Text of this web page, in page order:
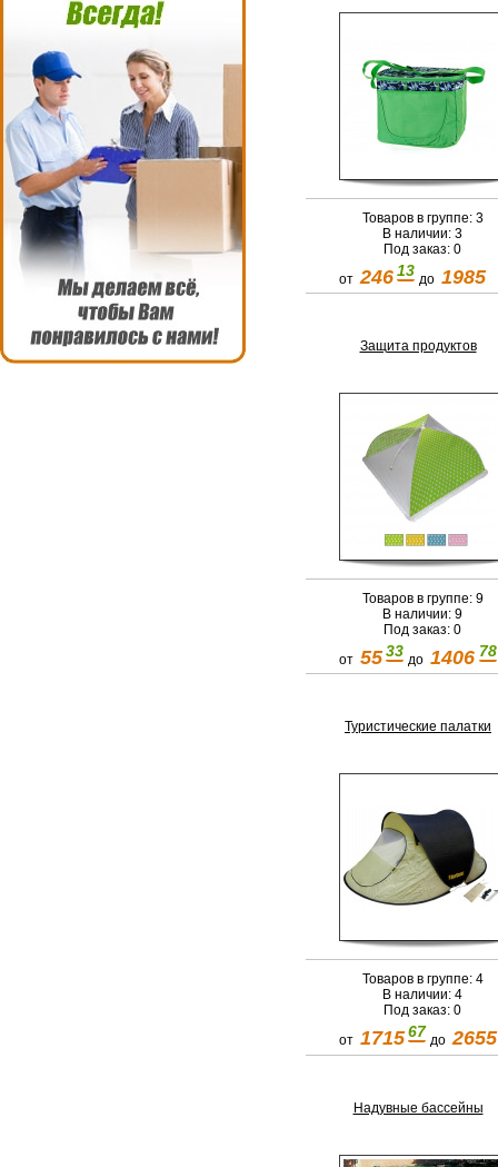
Товаров в группе: 3
В наличии: 3
Под заказ: 0
от 246 13до1985
Защита продуктов
Товаров в группе: 9
В наличии: 9
Под заказ: 0
от 55 33до1406 78
Туристические палатки
Товаров в группе: 4
В наличии: 4
Под заказ: 0
от 1715 67до2655
Надувные бассейны